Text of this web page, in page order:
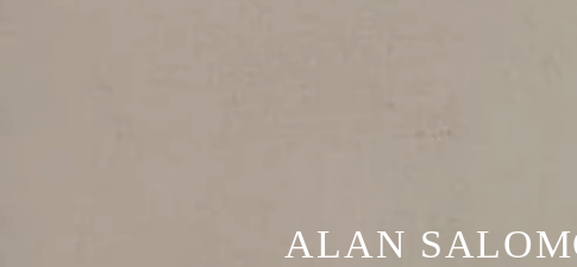
ALAN